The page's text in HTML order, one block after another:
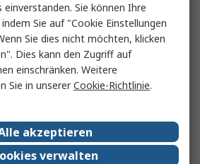
einverstanden. Sie können Ihre
Sie auf "Cookie Einstellungen
Sie dies nicht möchten, klicken
Dies kann den Zugriff auf
einschränken. Weitere
Sie in unsererCookie-Richtlinie.
akzeptieren
verwalten